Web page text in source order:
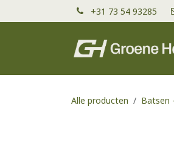
Overslaan naar inhoud +31 73 54 93285
Alle producten Batsen